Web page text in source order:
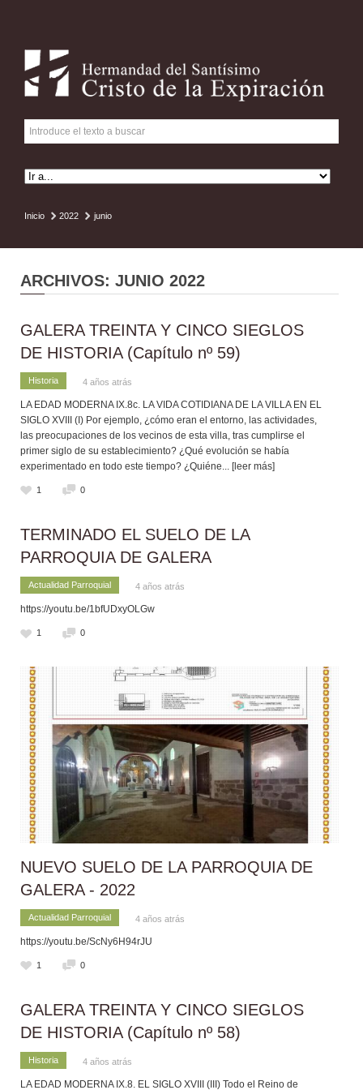
Inicio 2022 junio
ARCHIVOS: JUNIO 2022
GALERA TREINTA Y CINCO SIEGLOS
DE HISTORIA (Capítulo nº 59)
Historia 4 años atrás
LA EDAD MODERNA IX.8c. LA VIDA COTIDIANA DE LA VILLA EN EL
SIGLO XVIII (I) Por ejemplo, ¿cómo eran el entorno, las actividades,
las preocupaciones de los vecinos de esta villa, tras cumplirse el
primer siglo de su establecimiento? ¿Qué evolución se había
experimentado en todo este tiempo? ¿Quiéne... [leer más]
1 0
TERMINADO EL SUELO DE LA
PARROQUIA DE GALERA
Actualidad Parroquial 4 años atrás
https://youtu.be/1bfUDxyOLGw
1 0
NUEVO SUELO DE LA PARROQUIA DE
GALERA - 2022
Actualidad Parroquial 4 años atrás
https://youtu.be/ScNy6H94rJU
1 0
GALERA TREINTA Y CINCO SIEGLOS
DE HISTORIA (Capítulo nº 58)
Historia 4 años atrás
LA EDAD MODERNA IX.8. EL SIGLO XVIII (III) Todo el Reino de